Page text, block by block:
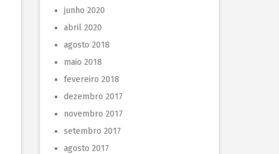
junho 2020
abril 2020
agosto 2018
maio 2018
fevereiro 2018
dezembro 2017
novembro 2017
setembro 2017
agosto 2017